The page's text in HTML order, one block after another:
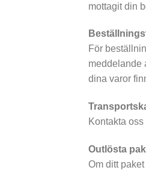
mottagit din
För
meddelande
dina varor
Kontakta
Outlösta
Om ditt